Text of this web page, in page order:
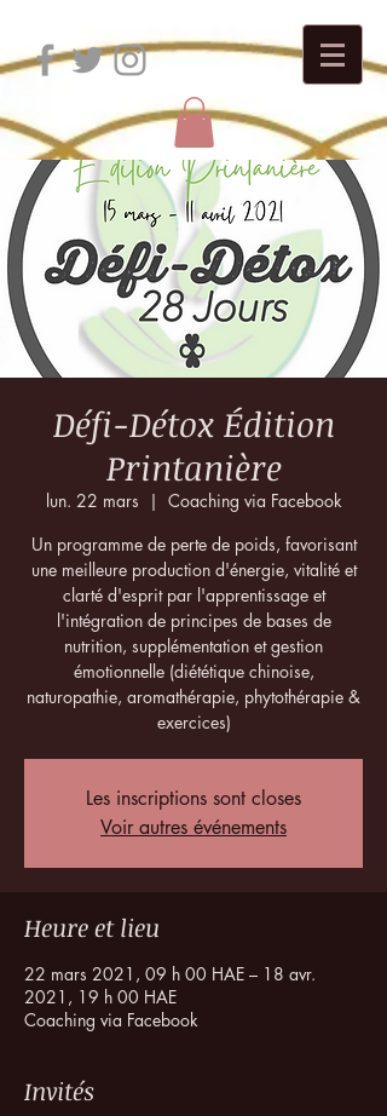
Défi-Détox Édition
Printanière
lun. 22 mars
  |
Coaching via Facebook
Un programme de perte de poids, favorisant
une meilleure production d'énergie, vitalité et
clarté d'esprit par l'apprentissage et
l'intégration de principes de bases de
nutrition, supplémentation et gestion
émotionnelle (diététique chinoise,
naturopathie, aromathérapie, phytothérapie &
exercices)
Les inscriptions sont closes
Voir autres événements
Heure et lieu
22 mars 2021, 09 h 00 HAE – 18 avr.
2021, 19 h 00 HAE
Coaching via Facebook
Invités